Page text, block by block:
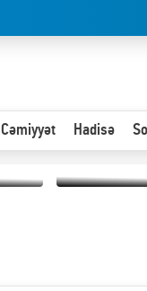
Cəmiyyət Hadisə